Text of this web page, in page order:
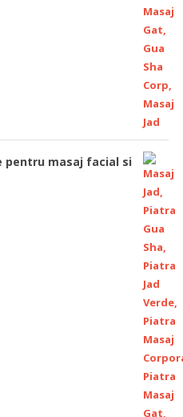
pentru masaj facial si